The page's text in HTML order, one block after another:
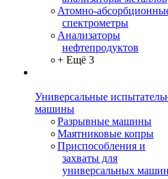
Атомно-
спектрометры
Анализаторы
нефтепродуктов
+ Ещё 3
Универсальные
машины
Разрывные машины
Маятниковые копры
Приспособления и
захваты для
универсальных машин